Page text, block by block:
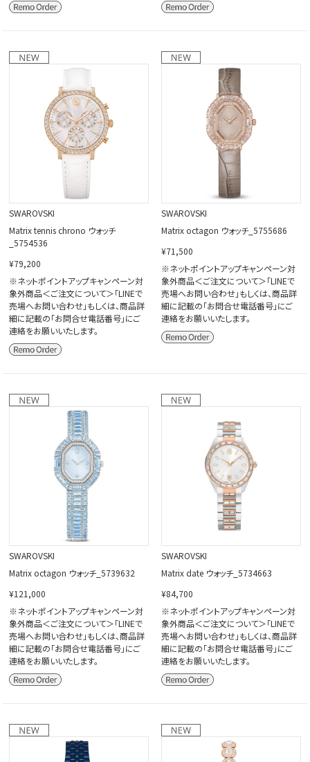
SWAROVSKI
Matrix tennis chrono ウォッチ
_5754536
¥79,200
※ネットポイントアップキャンペーン対
象外商品＜ご注文について＞「LINEで
売場へお問い合わせ」もしくは、商品詳
細に記載の「お問合せ電話番号」にご
連絡をお願いいたします。
SWAROVSKI
Matrix octagon ウォッチ_5755686
¥71,500
※ネットポイントアップキャンペーン対
象外商品＜ご注文について＞「LINEで
売場へお問い合わせ」もしくは、商品詳
細に記載の「お問合せ電話番号」にご
連絡をお願いいたします。
SWAROVSKI
Matrix octagon ウォッチ_5739632
¥121,000
※ネットポイントアップキャンペーン対
象外商品＜ご注文について＞「LINEで
売場へお問い合わせ」もしくは、商品詳
細に記載の「お問合せ電話番号」にご
連絡をお願いいたします。
SWAROVSKI
Matrix date ウォッチ_5734663
¥84,700
※ネットポイントアップキャンペーン対
象外商品＜ご注文について＞「LINEで
売場へお問い合わせ」もしくは、商品詳
細に記載の「お問合せ電話番号」にご
連絡をお願いいたします。